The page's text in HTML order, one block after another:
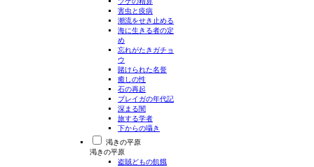
害虫と疫病
潮流をせき止める
海に生きる者の定
め
忘れがたきガチョ
ウ
賭けられた名誉
癒しの性
石の再起
ブレイガの年代記
深まる闇
旅する学者
下からの囁き
渇きの平原
渇きの平原
盗賊どもの飢餓